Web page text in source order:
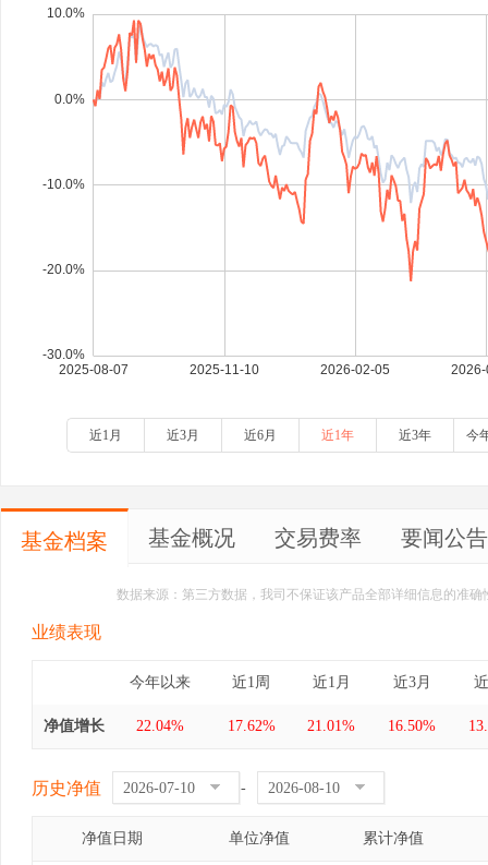
近1月 近3月 近6月 近1年 近3年 今
基金档案 基金概况 交易费率 要闻公告
数据来源：第三方数据，我司不保证该产品全部详细信息的准
业绩表现
今年以来 近1周 近1月 近3月
净值增长 22.04% 17.62% 21.01% 16.50%
历史净值 -
净值日期 单位净值 累计净值